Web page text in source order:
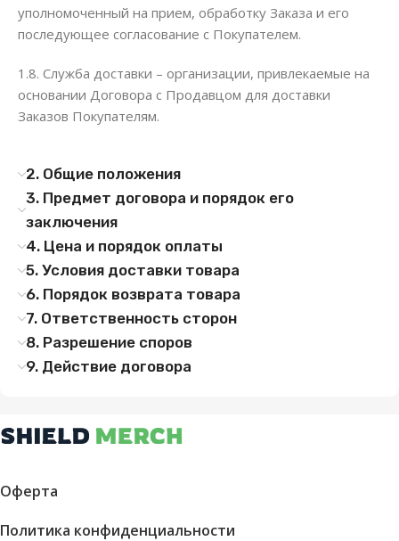
уполномоченный на прием, обработку Заказа и его
последующее согласование с Покупателем.
1.8. Служба доставки – организации, привлекаемые на
основании Договора с Продавцом для доставки
Заказов Покупателям.
2. Общие положения
3. Предмет договора и порядок его
заключения
4. Цена и порядок оплаты
5. Условия доставки товара
6. Порядок возврата товара
7. Ответственность сторон
8. Разрешение споров
9. Действие договора
Оферта
Политика конфиденциальности